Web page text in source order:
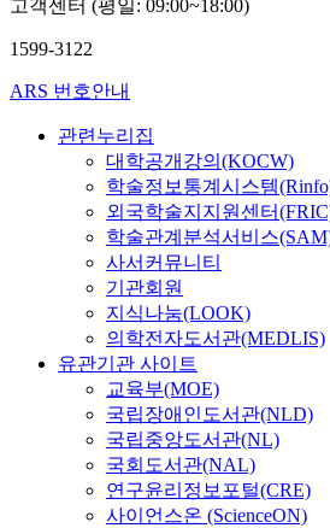
산
연
구
센
터
홍
제
환
고객센터 (평일: 09:00~18:00)
1599-3122
ARS 번호안내
관련누리집
대학공개강의(KOCW)
학술정보통계시스템
외국학술지지원센터
학술관계분석서비스
사서커뮤니티
기관회원
지식나눔(LOOK)
의학전자도서관(MEDLIS)
유관기관 사이트
교육부(MOE)
국립장애인도서관(NLD)
국립중앙도서관(NL)
국회도서관(NAL)
연구윤리정보포털(CRE)
사이언스온 (ScienceON)